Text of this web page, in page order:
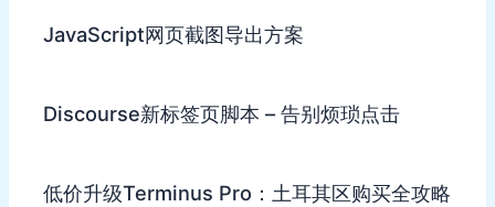
JavaScript网页截图导出方案
Discourse新标签页脚本 – 告别烦琐点击
低价升级Terminus Pro：土耳其区购买全攻略